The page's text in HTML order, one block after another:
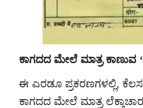
ಕಾಗದದ ಮೇಲೆ ಮಾತ್ರ ಕಾಣುವ
ಈ ಎರಡೂ ಪ್ರಕರಣಗಳಲ್ಲಿ,
ಕಾಗದದ ಮೇಲೆ ಮಾತ್ರ